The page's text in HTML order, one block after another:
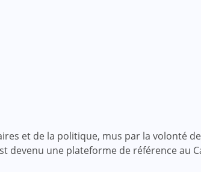
et de la politique, mus par la volonté
une plateforme de référence au